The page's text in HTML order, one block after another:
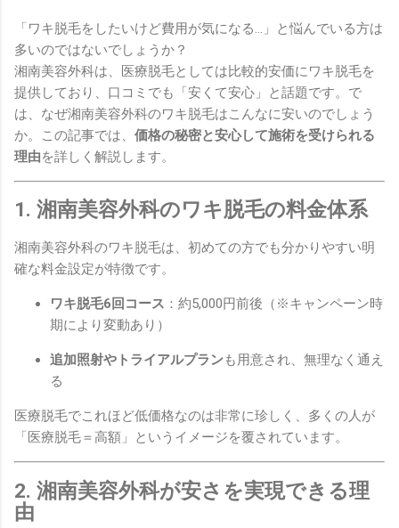
「ワキ脱毛をしたいけど費用が気になる…」と悩んでいる方は
多いのではないでしょうか？
湘南美容外科は、医療脱毛としては比較的安価にワキ脱毛を
提供しており、口コミでも「安くて安心」と話題です。で
は、なぜ湘南美容外科のワキ脱毛はこんなに安いのでしょう
か。この記事では、 価格の秘密と安心して施術を受けられる
理由を詳しく解説します。
1. 湘南美容外科のワキ脱毛の料金体系
湘南美容外科のワキ脱毛は、初めての方でも分かりやすい明
確な料金設定が特徴です。
ワキ脱毛6回コース ：約5,000円前後（※キャンペーン時
期により変動あり）
追加照射やトライアルプランも用意され、無理なく通え
る
医療脱毛でこれほど低価格なのは非常に珍しく、多くの人が
「医療脱毛＝高額」というイメージを覆されています。
2. 湘南美容外科が安さを実現できる理
由